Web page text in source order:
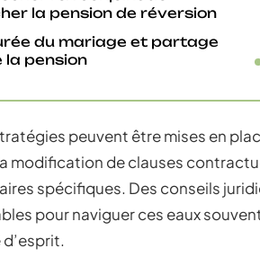
la pension de réversion
du mariage et partage
la pension
peuvent être mises en
modification de clauses
spécifiques. Des conseils
pour naviguer ces eaux